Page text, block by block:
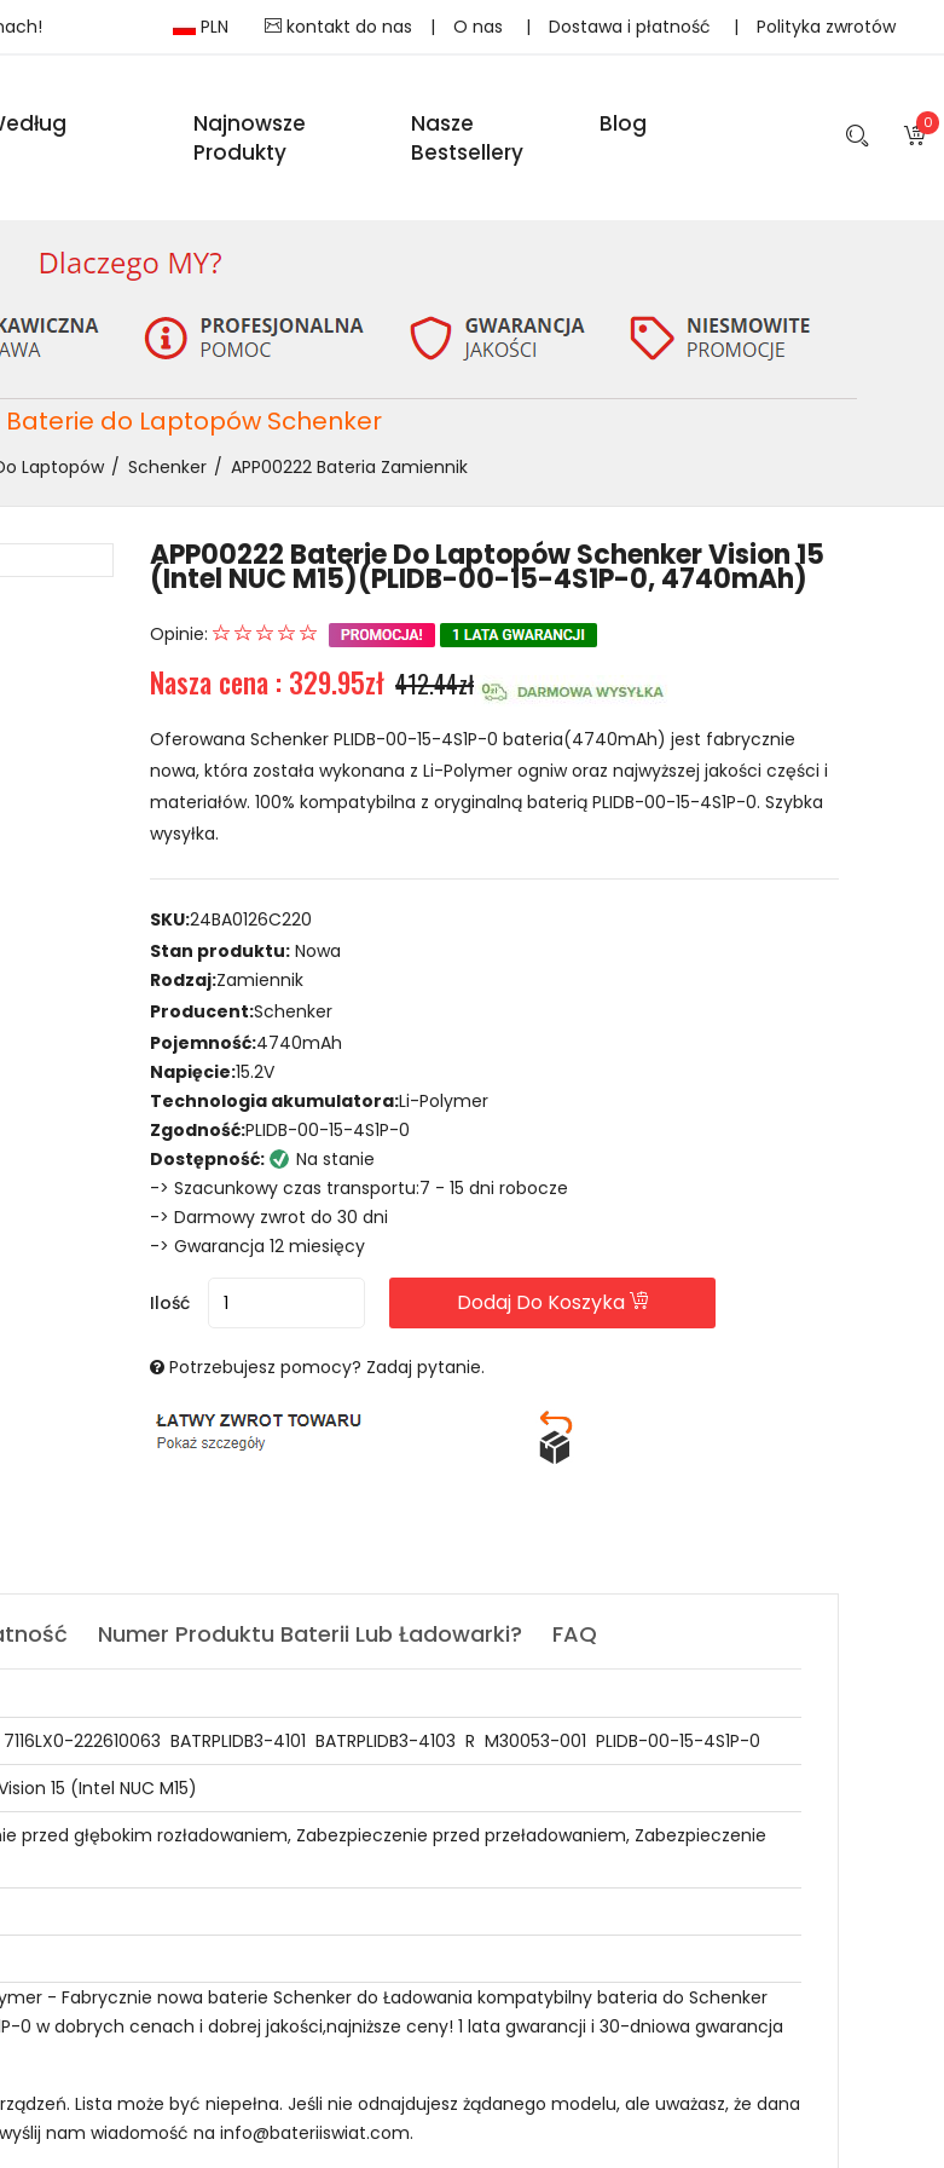
PLN kontakt do nas | O nas | Dostawa i płatność | Polityka zwrotów
Najnowsze
Produkty
Nasze
Bestsellery
Blog 0
Baterie do Laptopów Schenker
Laptopów Schenker APP00222 Bateria Zamiennik
APP00222 Baterie Do Laptopów Schenker Vision 15
(Intel NUC M15)(PLIDB-00-15-4S1P-0, 4740mAh)
Opinie:
Nasza cena : 329.95zł 412.44zł
Oferowana Schenker PLIDB-00-15-4S1P-0 bateria(4740mAh) jest fabrycznie
nowa, która została wykonana z Li-Polymer ogniw oraz najwyższej jakości części i
materiałów. 100% kompatybilna z oryginalną baterią PLIDB-00-15-4S1P-0. Szybka
wysyłka.
SKU:24BA0126C220
Stan produktu: Nowa
Rodzaj:Zamiennik
Producent:Schenker
Pojemność:4740mAh
Napięcie:15.2V
Technologia akumulatora:Li-Polymer
Zgodność:PLIDB-00-15-4S1P-0
Dostępność:
Na stanie
-> Szacunkowy czas transportu:7 - 15 dni robocze
-> Darmowy zwrot do 30 dni
-> Gwarancja 12 miesięcy
Ilość Dodaj Do Koszyka
Potrzebujesz pomocy? Zadaj pytanie.
Numer Produktu Baterii Lub Ładowarki? FAQ
7116LX0-222610063 BATRPLIDB3-4101 BATRPLIDB3-4103 R M30053-001 PLIDB-00-15-4S1P-0
15 (Intel NUC M15)
przed głębokim rozładowaniem, Zabezpieczenie przed przeładowaniem, Zabezpieczenie
- Fabrycznie nowa baterie Schenker do Ładowania kompatybilny bateria do Schenker
0 w dobrych cenach i dobrej jakości,najniższe ceny! 1 lata gwarancji i 30-dniowa gwarancja
Lista może być niepełna. Jeśli nie odnajdujesz żądanego modelu, ale uważasz, że dana
nam wiadomość na info@bateriiswiat.com.